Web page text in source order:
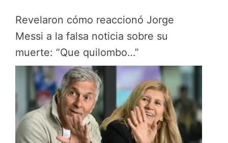
Revelaron cómo reaccionó Jorge
Messi a la falsa noticia sobre su
muerte: “Que quilombo…”